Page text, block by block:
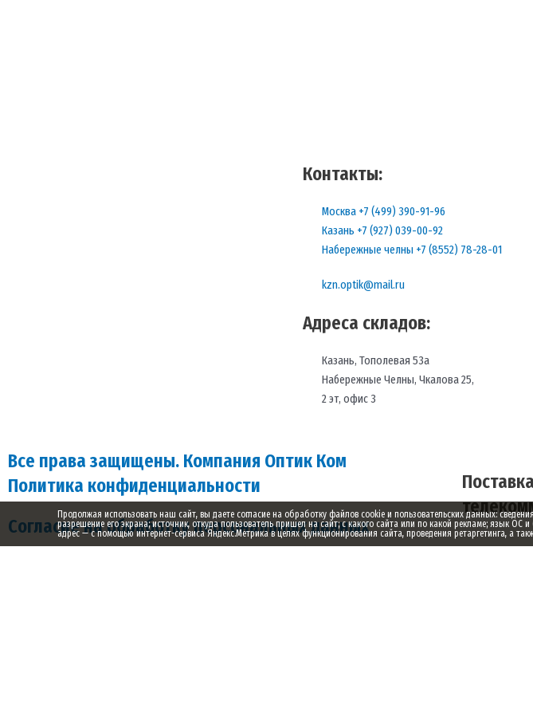
Контакты:
Москва +7 (499) 390-91-96
Казань +7 (927) 039-00-92
Набережные челны +7 (8552) 78-28-01
kzn.optik@mail.ru
Адреса складов:
Казань, Тополевая 53а
Набережные Челны, Чкалова 25,
2 эт, офис 3
Все права защищены. Компания Оптик Ком
Политика конфиденциальности
Согласие на обработку персональных данных
Продолжая использовать наш сайт, вы даете согласие на обработку файлов cookie и пользовательских данных:
разрешение его экрана; источник, откуда пользователь пришел на сайт; с какого сайта или по какой рекламе; язык ОС
адрес — с помощью интернет-сервиса Яндекс.Метрика в целях функционирования сайта, проведения ретаргетинга, а